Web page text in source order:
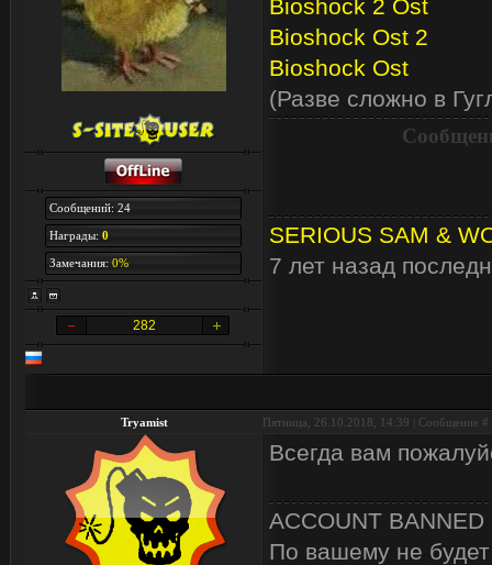
Сообщений: 24
Награды: 0
Замечания: 0%
282
Bioshock 2 Ost
Bioshock Ost 2
Bioshock Ost
(Разве сложно в
SERIOUS SAM &
7 лет назад
Tryamist Пятница, 26.10.2018, 14:39 | Сообщение #
Всегда вам
ACCOUNT BANNED
По вашему не